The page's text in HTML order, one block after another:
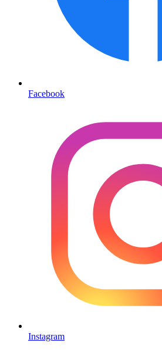
Facebook
Instagram